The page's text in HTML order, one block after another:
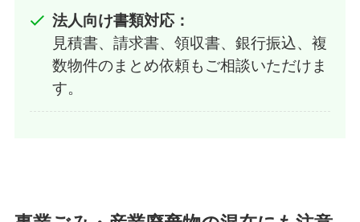
法人向け書類対応：
見積書、請求書、領収書、銀行振込、複
数物件のまとめ依頼もご相談いただけま
す。